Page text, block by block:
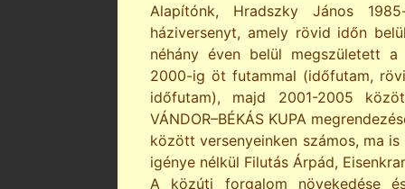
Alapítónk, Hradszky János
háziversenyt, amely rövid időn
néhány éven belül megszületett a
2000-ig öt futammal (időfutam,
időfutam), majd 2001-2005
VÁNDOR–BÉKÁS KUPA
között versenyeinken számos, ma
igénye nélkül Filutás Árpád,
A közúti forgalom növekedése